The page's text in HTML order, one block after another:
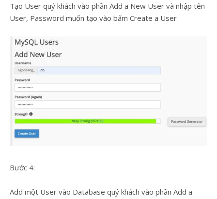
Tạo User quý khách vào phần Add a New User và nhập tên
User, Password muốn tạo vào bấm Create a User
Bước 4:
Add một User vào Database quý khách vào phần Add a